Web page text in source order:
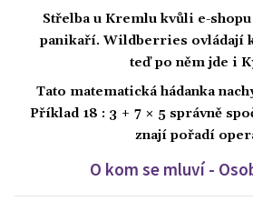
Střelba u Kremlu kvůli e-
panikaří. Wildberries ovládají
teď po něm jde i
Tato matematická hádanka
Příklad 18 : 3 + 7 × 5 správně
znají pořadí
O kom se mluví -